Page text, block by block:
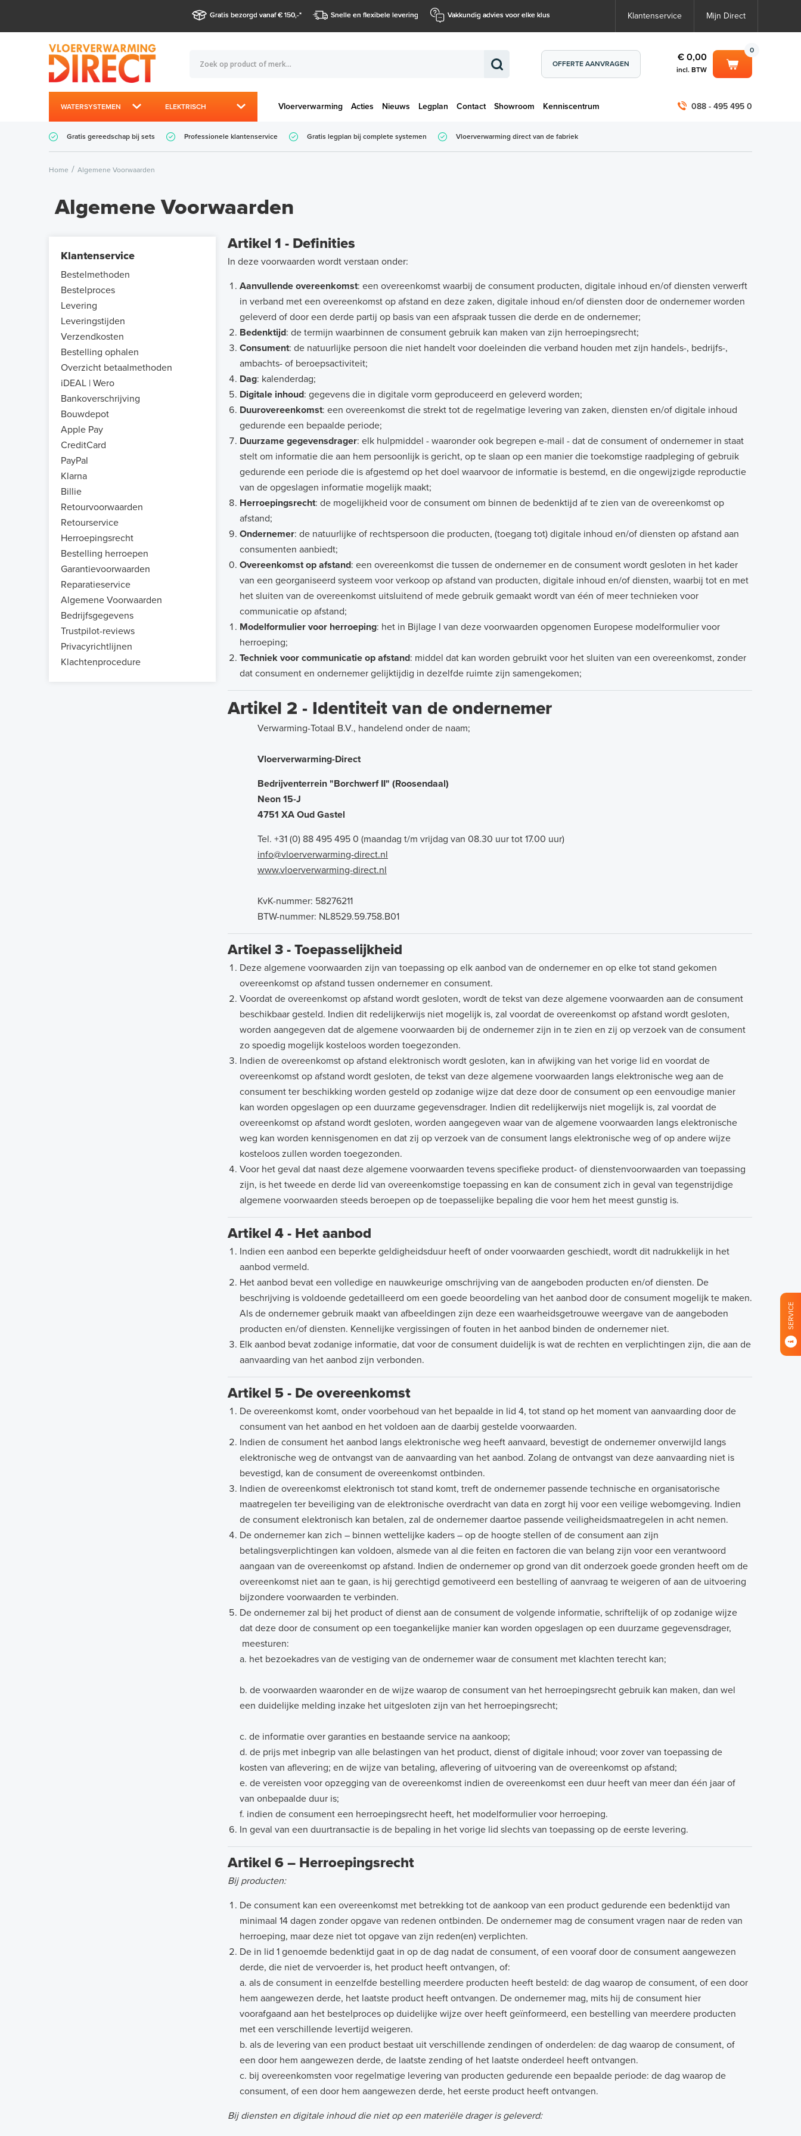
Gratis bezorgd vanaf € 150,-* Snelle en flexibele levering Vakkundig advies voor elke klus Klantenservice Mijn Direct
OFFERTE AANVRAGEN
0
€ 0,00
incl. BTW
WATERSYSTEMEN ELEKTRISCH Vloerverwarming Acties Nieuws Legplan Contact Showroom Kenniscentrum
€ 0,00 088 - 495 495 0
Gratis gereedschap bij sets Professionele klantenservice Gratis legplan bij complete systemen Vloerverwarming direct van de fabriek
Home Algemene Voorwaarden
Algemene Voorwaarden
Klantenservice
Bestelmethoden
Bestelproces
Levering
Leveringstijden
Verzendkosten
Bestelling ophalen
Overzicht betaalmethoden
iDEAL | Wero
Bankoverschrijving
Bouwdepot
Apple Pay
CreditCard
PayPal
Klarna
Billie
Retourvoorwaarden
Retourservice
Herroepingsrecht
Bestelling herroepen
Garantievoorwaarden
Reparatieservice
Algemene Voorwaarden
Bedrijfsgegevens
Trustpilot-reviews
Privacyrichtlijnen
Klachtenprocedure
Artikel 1 - Definities
In deze voorwaarden wordt verstaan onder:
Aanvullende overeenkomst: een overeenkomst waarbij de consument producten, digitale inhoud en/of diensten verwerft
in verband met een overeenkomst op afstand en deze zaken, digitale inhoud en/of diensten door de ondernemer worden
geleverd of door een derde partij op basis van een afspraak tussen die derde en de ondernemer;
Bedenktijd: de termijn waarbinnen de consument gebruik kan maken van zijn herroepingsrecht;
Consument: de natuurlijke persoon die niet handelt voor doeleinden die verband houden met zijn handels-, bedrijfs-,
ambachts- of beroepsactiviteit;
Dag: kalenderdag;
Digitale inhoud: gegevens die in digitale vorm geproduceerd en geleverd worden;
Duurovereenkomst: een overeenkomst die strekt tot de regelmatige levering van zaken, diensten en/of digitale inhoud
gedurende een bepaalde periode;
Duurzame gegevensdrager: elk hulpmiddel - waaronder ook begrepen e-mail - dat de consument of ondernemer in staat
stelt om informatie die aan hem persoonlijk is gericht, op te slaan op een manier die toekomstige raadpleging of gebruik
gedurende een periode die is afgestemd op het doel waarvoor de informatie is bestemd, en die ongewijzigde reproductie
van de opgeslagen informatie mogelijk maakt;
Herroepingsrecht: de mogelijkheid voor de consument om binnen de bedenktijd af te zien van de overeenkomst op
afstand;
Ondernemer: de natuurlijke of rechtspersoon die producten, (toegang tot) digitale inhoud en/of diensten op afstand aan
consumenten aanbiedt;
Overeenkomst op afstand: een overeenkomst die tussen de ondernemer en de consument wordt gesloten in het kader
van een georganiseerd systeem voor verkoop op afstand van producten, digitale inhoud en/of diensten, waarbij tot en met
het sluiten van de overeenkomst uitsluitend of mede gebruik gemaakt wordt van één of meer technieken voor
communicatie op afstand;
Modelformulier voor herroeping: het in Bijlage I van deze voorwaarden opgenomen Europese modelformulier voor
herroeping;
Techniek voor communicatie op afstand: middel dat kan worden gebruikt voor het sluiten van een overeenkomst, zonder
dat consument en ondernemer gelijktijdig in dezelfde ruimte zijn samengekomen;
Artikel 2 - Identiteit van de ondernemer
Verwarming-Totaal B.V., handelend onder de naam;
Vloerverwarming-Direct
Bedrijventerrein "Borchwerf II" (Roosendaal)
Neon 15-J
4751 XA Oud Gastel
Tel. +31 (0) 88 495 495 0 (maandag t/m vrijdag van 08.30 uur tot 17.00 uur)
info@vloerverwarming-direct.nl
www.vloerverwarming-direct.nl
KvK-nummer: 58276211
BTW-nummer: NL8529.59.758.B01
Artikel 3 - Toepasselijkheid
Deze algemene voorwaarden zijn van toepassing op elk aanbod van de ondernemer en op elke tot stand gekomen
overeenkomst op afstand tussen ondernemer en consument.
Voordat de overeenkomst op afstand wordt gesloten, wordt de tekst van deze algemene voorwaarden aan de consument
beschikbaar gesteld. Indien dit redelijkerwijs niet mogelijk is, zal voordat de overeenkomst op afstand wordt gesloten,
worden aangegeven dat de algemene voorwaarden bij de ondernemer zijn in te zien en zij op verzoek van de consument
zo spoedig mogelijk kosteloos worden toegezonden.
Indien de overeenkomst op afstand elektronisch wordt gesloten, kan in afwijking van het vorige lid en voordat de
overeenkomst op afstand wordt gesloten, de tekst van deze algemene voorwaarden langs elektronische weg aan de
consument ter beschikking worden gesteld op zodanige wijze dat deze door de consument op een eenvoudige manier
kan worden opgeslagen op een duurzame gegevensdrager. Indien dit redelijkerwijs niet mogelijk is, zal voordat de
overeenkomst op afstand wordt gesloten, worden aangegeven waar van de algemene voorwaarden langs elektronische
weg kan worden kennisgenomen en dat zij op verzoek van de consument langs elektronische weg of op andere wijze
kosteloos zullen worden toegezonden.
Voor het geval dat naast deze algemene voorwaarden tevens specifieke product- of dienstenvoorwaarden van toepassing
zijn, is het tweede en derde lid van overeenkomstige toepassing en kan de consument zich in geval van tegenstrijdige
algemene voorwaarden steeds beroepen op de toepasselijke bepaling die voor hem het meest gunstig is.
Artikel 4 - Het aanbod
Indien een aanbod een beperkte geldigheidsduur heeft of onder voorwaarden geschiedt, wordt dit nadrukkelijk in het
aanbod vermeld.
Het aanbod bevat een volledige en nauwkeurige omschrijving van de aangeboden producten en/of diensten. De
beschrijving is voldoende gedetailleerd om een goede beoordeling van het aanbod door de consument mogelijk te maken.
Als de ondernemer gebruik maakt van afbeeldingen zijn deze een waarheidsgetrouwe weergave van de aangeboden
producten en/of diensten. Kennelijke vergissingen of fouten in het aanbod binden de ondernemer niet.
Elk aanbod bevat zodanige informatie, dat voor de consument duidelijk is wat de rechten en verplichtingen zijn, die aan de
aanvaarding van het aanbod zijn verbonden.
Artikel 5 - De overeenkomst
De overeenkomst komt, onder voorbehoud van het bepaalde in lid 4, tot stand op het moment van aanvaarding door de
consument van het aanbod en het voldoen aan de daarbij gestelde voorwaarden.
Indien de consument het aanbod langs elektronische weg heeft aanvaard, bevestigt de ondernemer onverwijld langs
elektronische weg de ontvangst van de aanvaarding van het aanbod. Zolang de ontvangst van deze aanvaarding niet is
bevestigd, kan de consument de overeenkomst ontbinden.
Indien de overeenkomst elektronisch tot stand komt, treft de ondernemer passende technische en organisatorische
maatregelen ter beveiliging van de elektronische overdracht van data en zorgt hij voor een veilige webomgeving. Indien
de consument elektronisch kan betalen, zal de ondernemer daartoe passende veiligheidsmaatregelen in acht nemen.
De ondernemer kan zich – binnen wettelijke kaders – op de hoogte stellen of de consument aan zijn
betalingsverplichtingen kan voldoen, alsmede van al die feiten en factoren die van belang zijn voor een verantwoord
aangaan van de overeenkomst op afstand. Indien de ondernemer op grond van dit onderzoek goede gronden heeft om de
overeenkomst niet aan te gaan, is hij gerechtigd gemotiveerd een bestelling of aanvraag te weigeren of aan de uitvoering
bijzondere voorwaarden te verbinden.
De ondernemer zal bij het product of dienst aan de consument de volgende informatie, schriftelijk of op zodanige wijze
dat deze door de consument op een toegankelijke manier kan worden opgeslagen op een duurzame gegevensdrager,
meesturen:
a. het bezoekadres van de vestiging van de ondernemer waar de consument met klachten terecht kan;
b. de voorwaarden waaronder en de wijze waarop de consument van het herroepingsrecht gebruik kan maken, dan wel
een duidelijke melding inzake het uitgesloten zijn van het herroepingsrecht;
c. de informatie over garanties en bestaande service na aankoop;
d. de prijs met inbegrip van alle belastingen van het product, dienst of digitale inhoud; voor zover van toepassing de
kosten van aflevering; en de wijze van betaling, aflevering of uitvoering van de overeenkomst op afstand;
e. de vereisten voor opzegging van de overeenkomst indien de overeenkomst een duur heeft van meer dan één jaar of
van onbepaalde duur is;
f. indien de consument een herroepingsrecht heeft, het modelformulier voor herroeping.
In geval van een duurtransactie is de bepaling in het vorige lid slechts van toepassing op de eerste levering.
Artikel 6 – Herroepingsrecht
Bij producten:
De consument kan een overeenkomst met betrekking tot de aankoop van een product gedurende een bedenktijd van
minimaal 14 dagen zonder opgave van redenen ontbinden. De ondernemer mag de consument vragen naar de reden van
herroeping, maar deze niet tot opgave van zijn reden(en) verplichten.
De in lid 1 genoemde bedenktijd gaat in op de dag nadat de consument, of een vooraf door de consument aangewezen
derde, die niet de vervoerder is, het product heeft ontvangen, of:
a. als de consument in eenzelfde bestelling meerdere producten heeft besteld: de dag waarop de consument, of een door
hem aangewezen derde, het laatste product heeft ontvangen. De ondernemer mag, mits hij de consument hier
voorafgaand aan het bestelproces op duidelijke wijze over heeft geïnformeerd, een bestelling van meerdere producten
met een verschillende levertijd weigeren.
b. als de levering van een product bestaat uit verschillende zendingen of onderdelen: de dag waarop de consument, of
een door hem aangewezen derde, de laatste zending of het laatste onderdeel heeft ontvangen.
c. bij overeenkomsten voor regelmatige levering van producten gedurende een bepaalde periode: de dag waarop de
consument, of een door hem aangewezen derde, het eerste product heeft ontvangen.
Bij diensten en digitale inhoud die niet op een materiële drager is geleverd:
SERVICE